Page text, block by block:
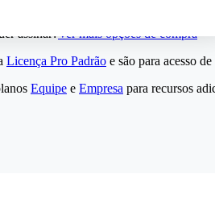
assinar?Ver mais opções de compra
Licença Pro Padrão e são para acesso
Equipe e Empresa para recursos